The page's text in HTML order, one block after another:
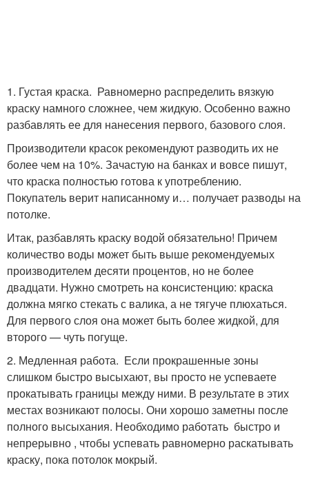
1. Густая краска. Равномерно распределить вязкую
краску намного сложнее, чем жидкую. Особенно важно
разбавлять ее для нанесения первого, базового слоя.
Производители красок рекомендуют разводить их не
более чем на 10%. Зачастую на банках и вовсе пишут,
что краска полностью готова к употреблению.
Покупатель верит написанному и… получает разводы на
потолке.
Итак, разбавлять краску водой обязательно! Причем
количество воды может быть выше рекомендуемых
производителем десяти процентов, но не более
двадцати. Нужно смотреть на консистенцию: краска
должна мягко стекать с валика, а не тягуче плюхаться.
Для первого слоя она может быть более жидкой, для
второго — чуть погуще.
2. Медленная работа. Если прокрашенные зоны
слишком быстро высыхают, вы просто не успеваете
прокатывать границы между ними. В результате в этих
местах возникают полосы. Они хорошо заметны после
полного высыхания. Необходимо работать быстро и
непрерывно , чтобы успевать равномерно раскатывать
краску, пока потолок мокрый.